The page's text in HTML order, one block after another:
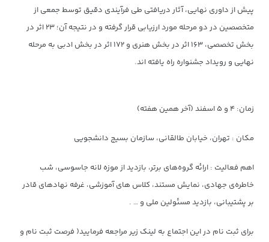
پیش از داوری نهایی، آثار دریافتی طی فرآیندی دقیق توسط جمعی از
متخصصین در دو مرحله مورد ارزیابی قرار گرفته و در نتیجه آن؛ ۲۳ اثر در
بخش تخصصی، ۱۶۳ اثر در بخش هنری و ۱۷۲ اثر در بخش ادبی به مرحله
نهایی و رویداد جشنواره راه یافته اند.
زمان: ۴ و ۵ اسفند (آخر همین هفته)
مکان : تهران، خیابان طالقانی، سازمان بسیج دانشجویی
اهم فعالیت : ارائه گروه‌های برتر، بازدید از موزه لانه جاسوسی، شب
خاطره‌ی جهادی، نمایش مستند، کلاس های آموزشی، غرفه نهادهای قادر
بر پشتیبانی، بازدید مسئولین ملی و … .
برای ثبت نام در این اجتماع به لینک زیر مراجعه فرمایید( فرصت ثبت نام و